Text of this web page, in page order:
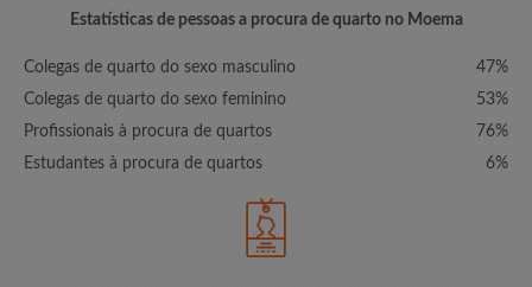
Estatísticas de pessoas a procura de quarto no Moema
Colegas de quarto do sexo masculino
47%
Colegas de quarto do sexo feminino
53%
Profissionais à procura de quartos
76%
Estudantes à procura de quartos
6%